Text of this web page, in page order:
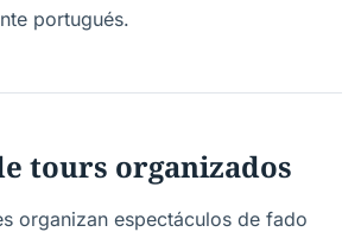
portugués.
tours organizados
organizan espectáculos de fado